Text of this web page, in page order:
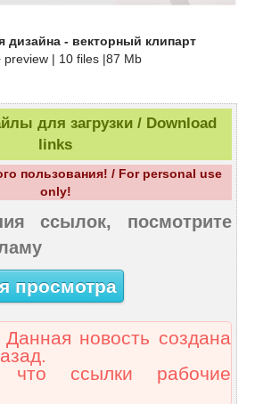
дизайна - векторный клипарт
preview | 10 files |87 Mb
для загрузки / Download
links
пользования! / For personal use
only!
ссылок, посмотрите
просмотра
Данная новость создана
что ссылки рабочие